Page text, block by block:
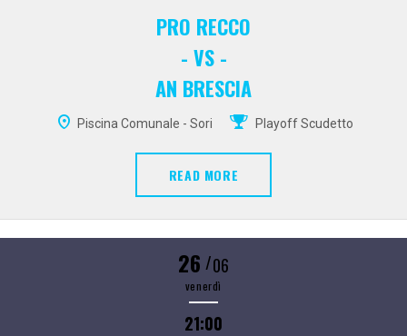
PRO RECCO
- VS -
AN BRESCIA
Piscina Comunale - Sori Playoff Scudetto
READ MORE
26 /06
venerdì
21:00